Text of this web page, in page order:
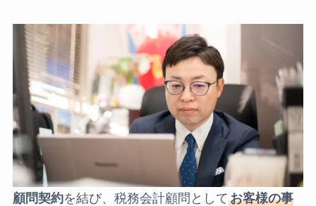
顧問契約を結び、税務会計顧問としてお客様の事